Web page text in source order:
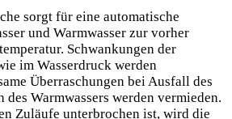
sorgt für eine automatische
und Warmwasser zur vorher
Schwankungen der
im Wasserdruck werden
Überraschungen bei Ausfall des
des Warmwassers werden vermieden.
Zuläufe unterbrochen ist, wird die